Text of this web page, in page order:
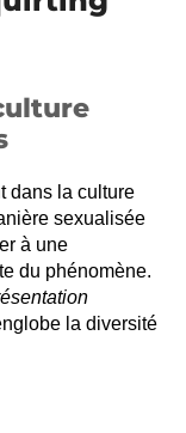
dans la culture
sexualisée
à une
du phénomène.
la diversité